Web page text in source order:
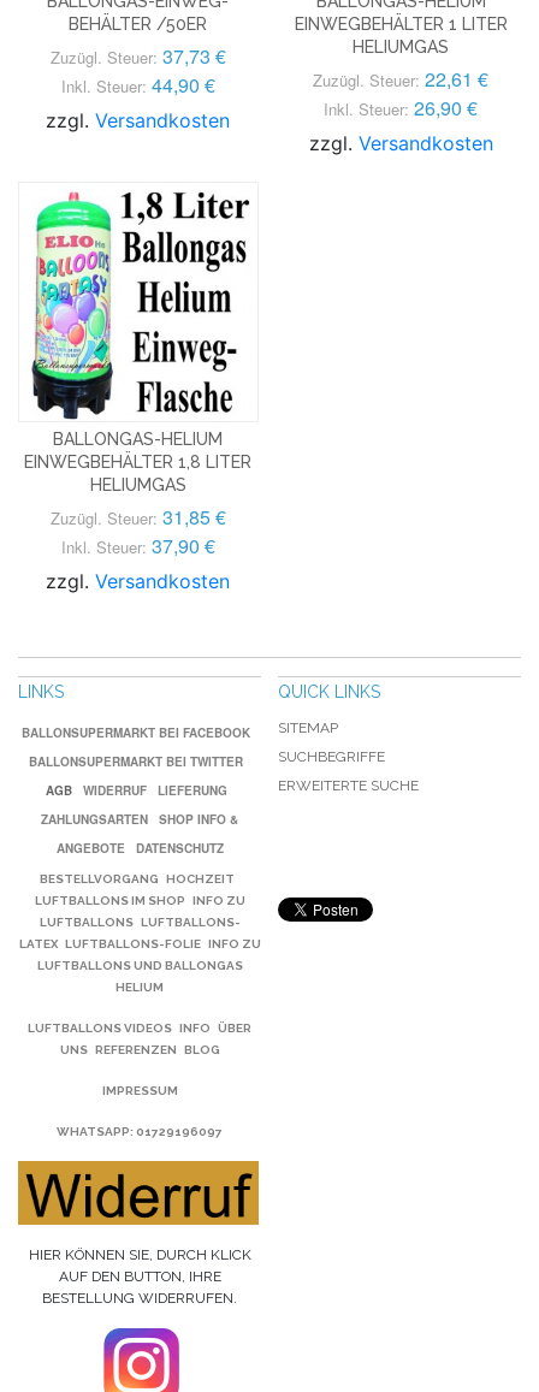
BEHÄLTER /50ER
Zuzügl. Steuer: 37,73 €
Inkl. Steuer: 44,90 €
zzgl.Versandkosten
EINWEGBEHÄLTER 1 LITER
HELIUMGAS
Zuzügl. Steuer: 22,61 €
Inkl. Steuer: 26,90 €
zzgl. Versandkosten
BALLONGAS-HELIUM
EINWEGBEHÄLTER 1,8 LITER
HELIUMGAS
Zuzügl. Steuer: 31,85 €
Inkl. Steuer: 37,90 €
zzgl.Versandkosten
LINKS
BALLONSUPERMARKT BEI FACEBOOK
BALLONSUPERMARKT BEI TWITTER
AGB
WIDERRUF
LIEFERUNG
ZAHLUNGSARTEN
SHOP INFO &
ANGEBOTE
DATENSCHUTZ
BESTELLVORGANG
HOCHZEIT
LUFTBALLONS IM SHOP
INFO ZU
LUFTBALLONS LUFTBALLONS-
LATEX LUFTBALLONS-FOLIE INFO ZU
LUFTBALLONS UND BALLONGAS
HELIUM
LUFTBALLONS VIDEOS INFO
ÜBER
UNS REFERENZEN BLOG
IMPRESSUM
WHATSAPP: 01729196097
HIER KÖNNEN SIE, DURCH KLICK
AUF DEN BUTTON, IHRE
BESTELLUNG WIDERRUFEN.
QUICK LINKS
SITEMAP
SUCHBEGRIFFE
ERWEITERTE SUCHE